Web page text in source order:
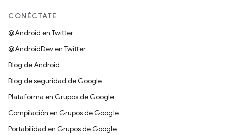
CONÉCTATE
@Android en Twitter
@AndroidDev en Twitter
Blog de Android
Blog de seguridad de Google
Plataforma en Grupos de Google
Compilación en Grupos de Google
Portabilidad en Grupos de Google